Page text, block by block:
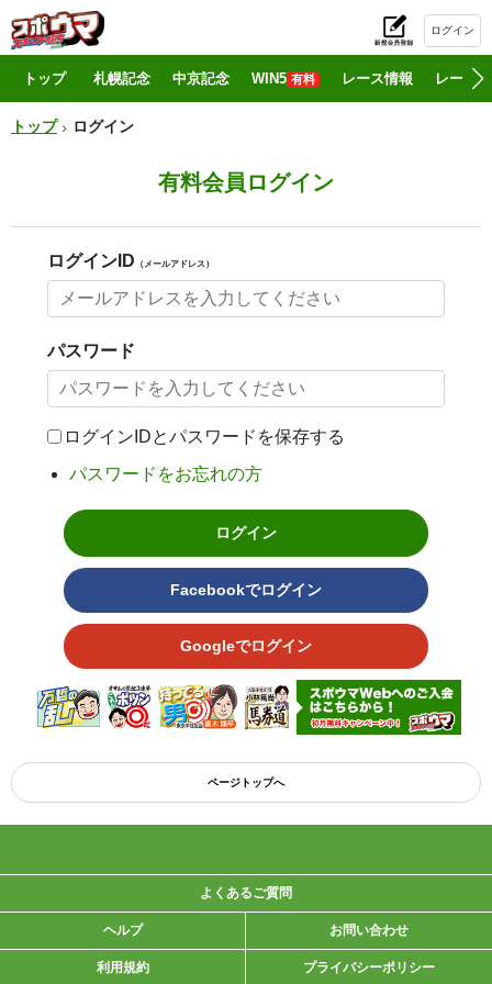
ログイン
トップ 札幌記念 中京記念 WIN5 有料 レース情報 レース
トップ ログイン
有料会員ログイン
ログインID （メールアドレス）
パスワード
ログインIDとパスワードを保存する
パスワードをお忘れの方
ログイン
Facebookでログイン
Googleでログイン
ページトップへ
よくあるご質問
ヘルプ お問い合わせ
利用規約 プライバシーポリシー